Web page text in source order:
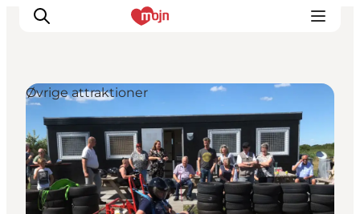
Oplevelser
Byer & Steder
Det sker
Overnatning
Øvrige attraktioner